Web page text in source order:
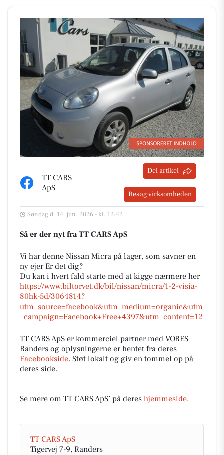
TT CARS
ApS
Del artikel
Besøg virksomheden
Søndag d. 14. jun. 2026 - kl. 12:42
Så er der nyt fra TT CARS ApS
Vi har denne Nissan Micra på lager, som savner en
ny ejer Er det dig?
Du kan i hvert fald starte med at kigge nærmere her
https://www.biltorvet.dk/bil/nissan/micra/1-2-visia-
80hk-5d/3064814?
utm_source=facebook&utm_medium=organic&utm
_campaign=Facebook+Free+4397&utm_content=12
TT CARS ApS er kommerciel partner med VORES
Randers og oplysningerne er hentet fra deres
Facebookside. Støt lokalt og giv en tommel op på
deres side.
Se mere om TT CARS ApS’ på deres hjemmeside.
TT CARS ApS
Tigervej 7-9, Randers